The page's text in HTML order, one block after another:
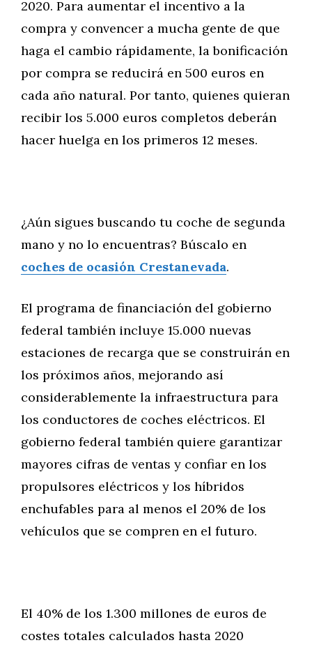
2020. Para aumentar el incentivo a la
compra y convencer a mucha gente de que
haga el cambio rápidamente, la bonificación
por compra se reducirá en 500 euros en
cada año natural. Por tanto, quienes quieran
recibir los 5.000 euros completos deberán
hacer huelga en los primeros 12 meses.
¿Aún sigues buscando tu coche de segunda
mano y no lo encuentras? Búscalo en
coches de ocasión Crestanevada.
El programa de financiación del gobierno
federal también incluye 15.000 nuevas
estaciones de recarga que se construirán en
los próximos años, mejorando así
considerablemente la infraestructura para
los conductores de coches eléctricos. El
gobierno federal también quiere garantizar
mayores cifras de ventas y confiar en los
propulsores eléctricos y los híbridos
enchufables para al menos el 20% de los
vehículos que se compren en el futuro.
El 40% de los 1.300 millones de euros de
costes totales calculados hasta 2020